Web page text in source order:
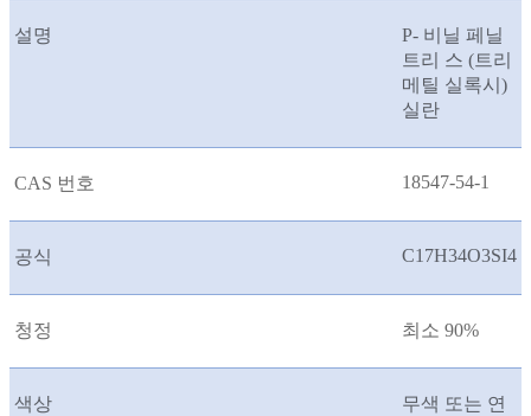
설명
P- 비닐 페닐
트리 스 (트리
메틸 실록시)
실란
CAS 번호 18547-54-1
공식 C17H34O3SI4
청정 최소 90%
색상
무색 또는 연